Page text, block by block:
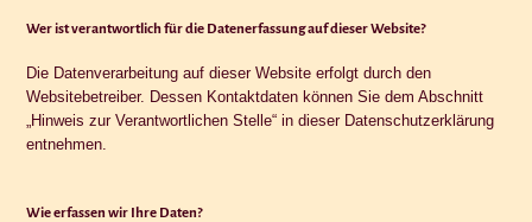
Wer ist verantwortlich für die Datenerfassung auf dieser Website?
Die Datenverarbeitung auf dieser Website erfolgt durch den
Websitebetreiber. Dessen Kontaktdaten können Sie dem Abschnitt
„Hinweis zur Verantwortlichen Stelle“ in dieser Datenschutzerklärung
entnehmen.
Wie erfassen wir Ihre Daten?